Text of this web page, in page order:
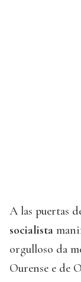
A las puertas
socialista
orgulloso da
Ourense e de